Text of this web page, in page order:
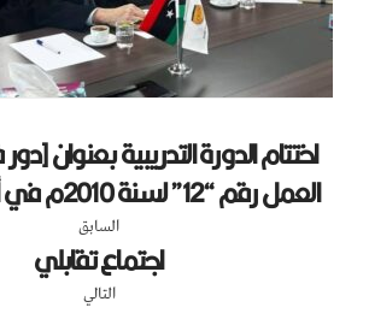
اختتام الدورة التدريبية بعنوان
العمل رقم “12” لسنة 2010م في أعمال الإدارة]
السابق
اجتماع تقابلي
التالي